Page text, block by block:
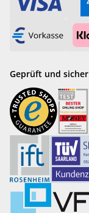
Geprüft und sicher